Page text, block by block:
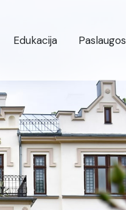
Edukacija Paslaugos